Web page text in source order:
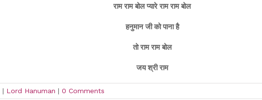
राम राम बोल प्यारे राम राम बोल
हनुमान जी को पाना है
तो राम राम बोल
जय श्री राम
| Lord Hanuman | 0 Comments